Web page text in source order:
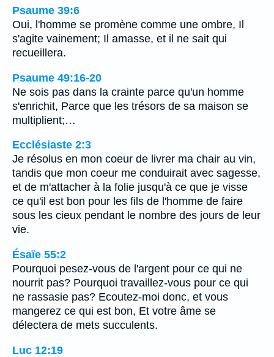
Psaume 39:6
Oui, l'homme se promène comme une ombre, Il
s'agite vainement; Il amasse, et il ne sait qui
recueillera.
Psaume 49:16-20
Ne sois pas dans la crainte parce qu'un homme
s'enrichit, Parce que les trésors de sa maison se
multiplient;…
Ecclésiaste 2:3
Je résolus en mon coeur de livrer ma chair au vin,
tandis que mon coeur me conduirait avec sagesse,
et de m'attacher à la folie jusqu'à ce que je visse
ce qu'il est bon pour les fils de l'homme de faire
sous les cieux pendant le nombre des jours de leur
vie.
Ésaïe 55:2
Pourquoi pesez-vous de l'argent pour ce qui ne
nourrit pas? Pourquoi travaillez-vous pour ce qui
ne rassasie pas? Ecoutez-moi donc, et vous
mangerez ce qui est bon, Et votre âme se
délectera de mets succulents.
Luc 12:19